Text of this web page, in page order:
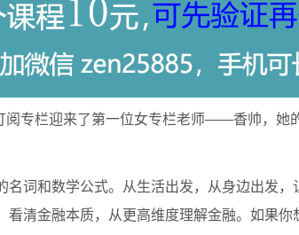
阅专栏迎来了第一位女专栏老师——香帅，她
名词和数学公式。从生活出发，从身边出发
看清金融本质，从更高维度理解金融。如果